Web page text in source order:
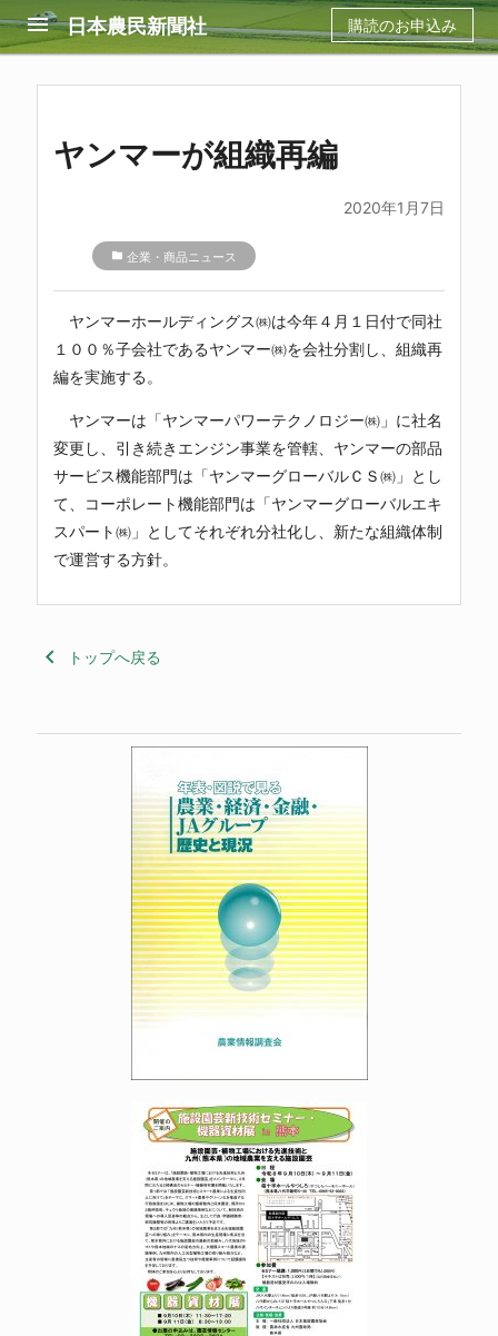
menu 日本農民新聞社 購読のお申込み
ヤンマーが組織再編
2020年1月7日
folder 企業・商品ニュース
ヤンマーホールディングス㈱は今年４月１日付で同社
１００％子会社であるヤンマー㈱を会社分割し、組織再
編を実施する。
ヤンマーは「ヤンマーパワーテクノロジー㈱」に社名
変更し、引き続きエンジン事業を管轄、ヤンマーの部品
サービス機能部門は「ヤンマーグローバルＣＳ㈱」とし
て、コーポレート機能部門は「ヤンマーグローバルエキ
スパート㈱」としてそれぞれ分社化し、新たな組織体制
で運営する方針。
keyboard_arrow_left トップへ戻る